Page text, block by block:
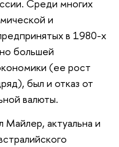
Среди многих
и
в 1980-х
большей
(ее рост
был и отказ от
валюты.
актуальна и